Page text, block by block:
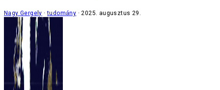
Nagy Gergely tudomány 2025. augusztus 29.